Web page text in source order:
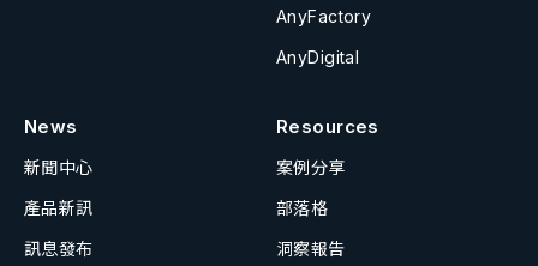
AnyFactory
AnyDigital
News
新聞中心
產品新訊
訊息發布
Resources
案例分享
部落格
洞察報告